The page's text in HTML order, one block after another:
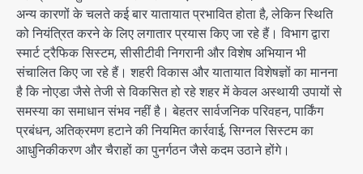
अन्य कारणों के चलते कई बार यातायात प्रभावित होता है, लेकिन स्थिति
को नियंत्रित करने के लिए लगातार प्रयास किए जा रहे हैं। विभाग द्वारा
स्मार्ट ट्रैफिक सिस्टम, सीसीटीवी निगरानी और विशेष अभियान भी
संचालित किए जा रहे हैं। शहरी विकास और यातायात विशेषज्ञों का मानना
है कि नोएडा जैसे तेजी से विकसित हो रहे शहर में केवल अस्थायी उपायों से
समस्या का समाधान संभव नहीं है। बेहतर सार्वजनिक परिवहन, पार्किंग
प्रबंधन, अतिक्रमण हटाने की नियमित कार्रवाई, सिग्नल सिस्टम का
आधुनिकीकरण और चैराहों का पुनर्गठन जैसे कदम उठाने होंगे।